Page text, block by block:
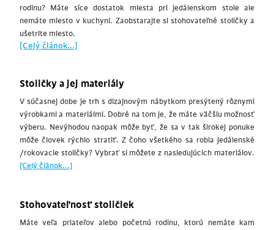
rodinu? Máte síce dostatok miesta pri jedálenskom stole ale
nemáte miesto v kuchyni. Zaobstarajte si stohovateľné stoličky a
ušetrite miesto.
[Celý článok...]
Stoličky a jej materiály
V súčasnej dobe je trh s dizajnovým nábytkom presýtený rôznymi
výrobkami a materiálmi. Dobré na tom je, že máte väčšiu možnosť
výberu. Nevýhodou naopak môže byť, že sa v tak širokej ponuke
môže človek rýchlo stratiť. Z čoho všetkého sa robia jedálenské
/rokovacie stoličky? Vybrať si môžete z nasledujúcich materiálov.
[Celý článok...]
Stohovateľnosť stoličiek
Máte veľa priateľov alebo početnú rodinu, ktorú nemáte kam